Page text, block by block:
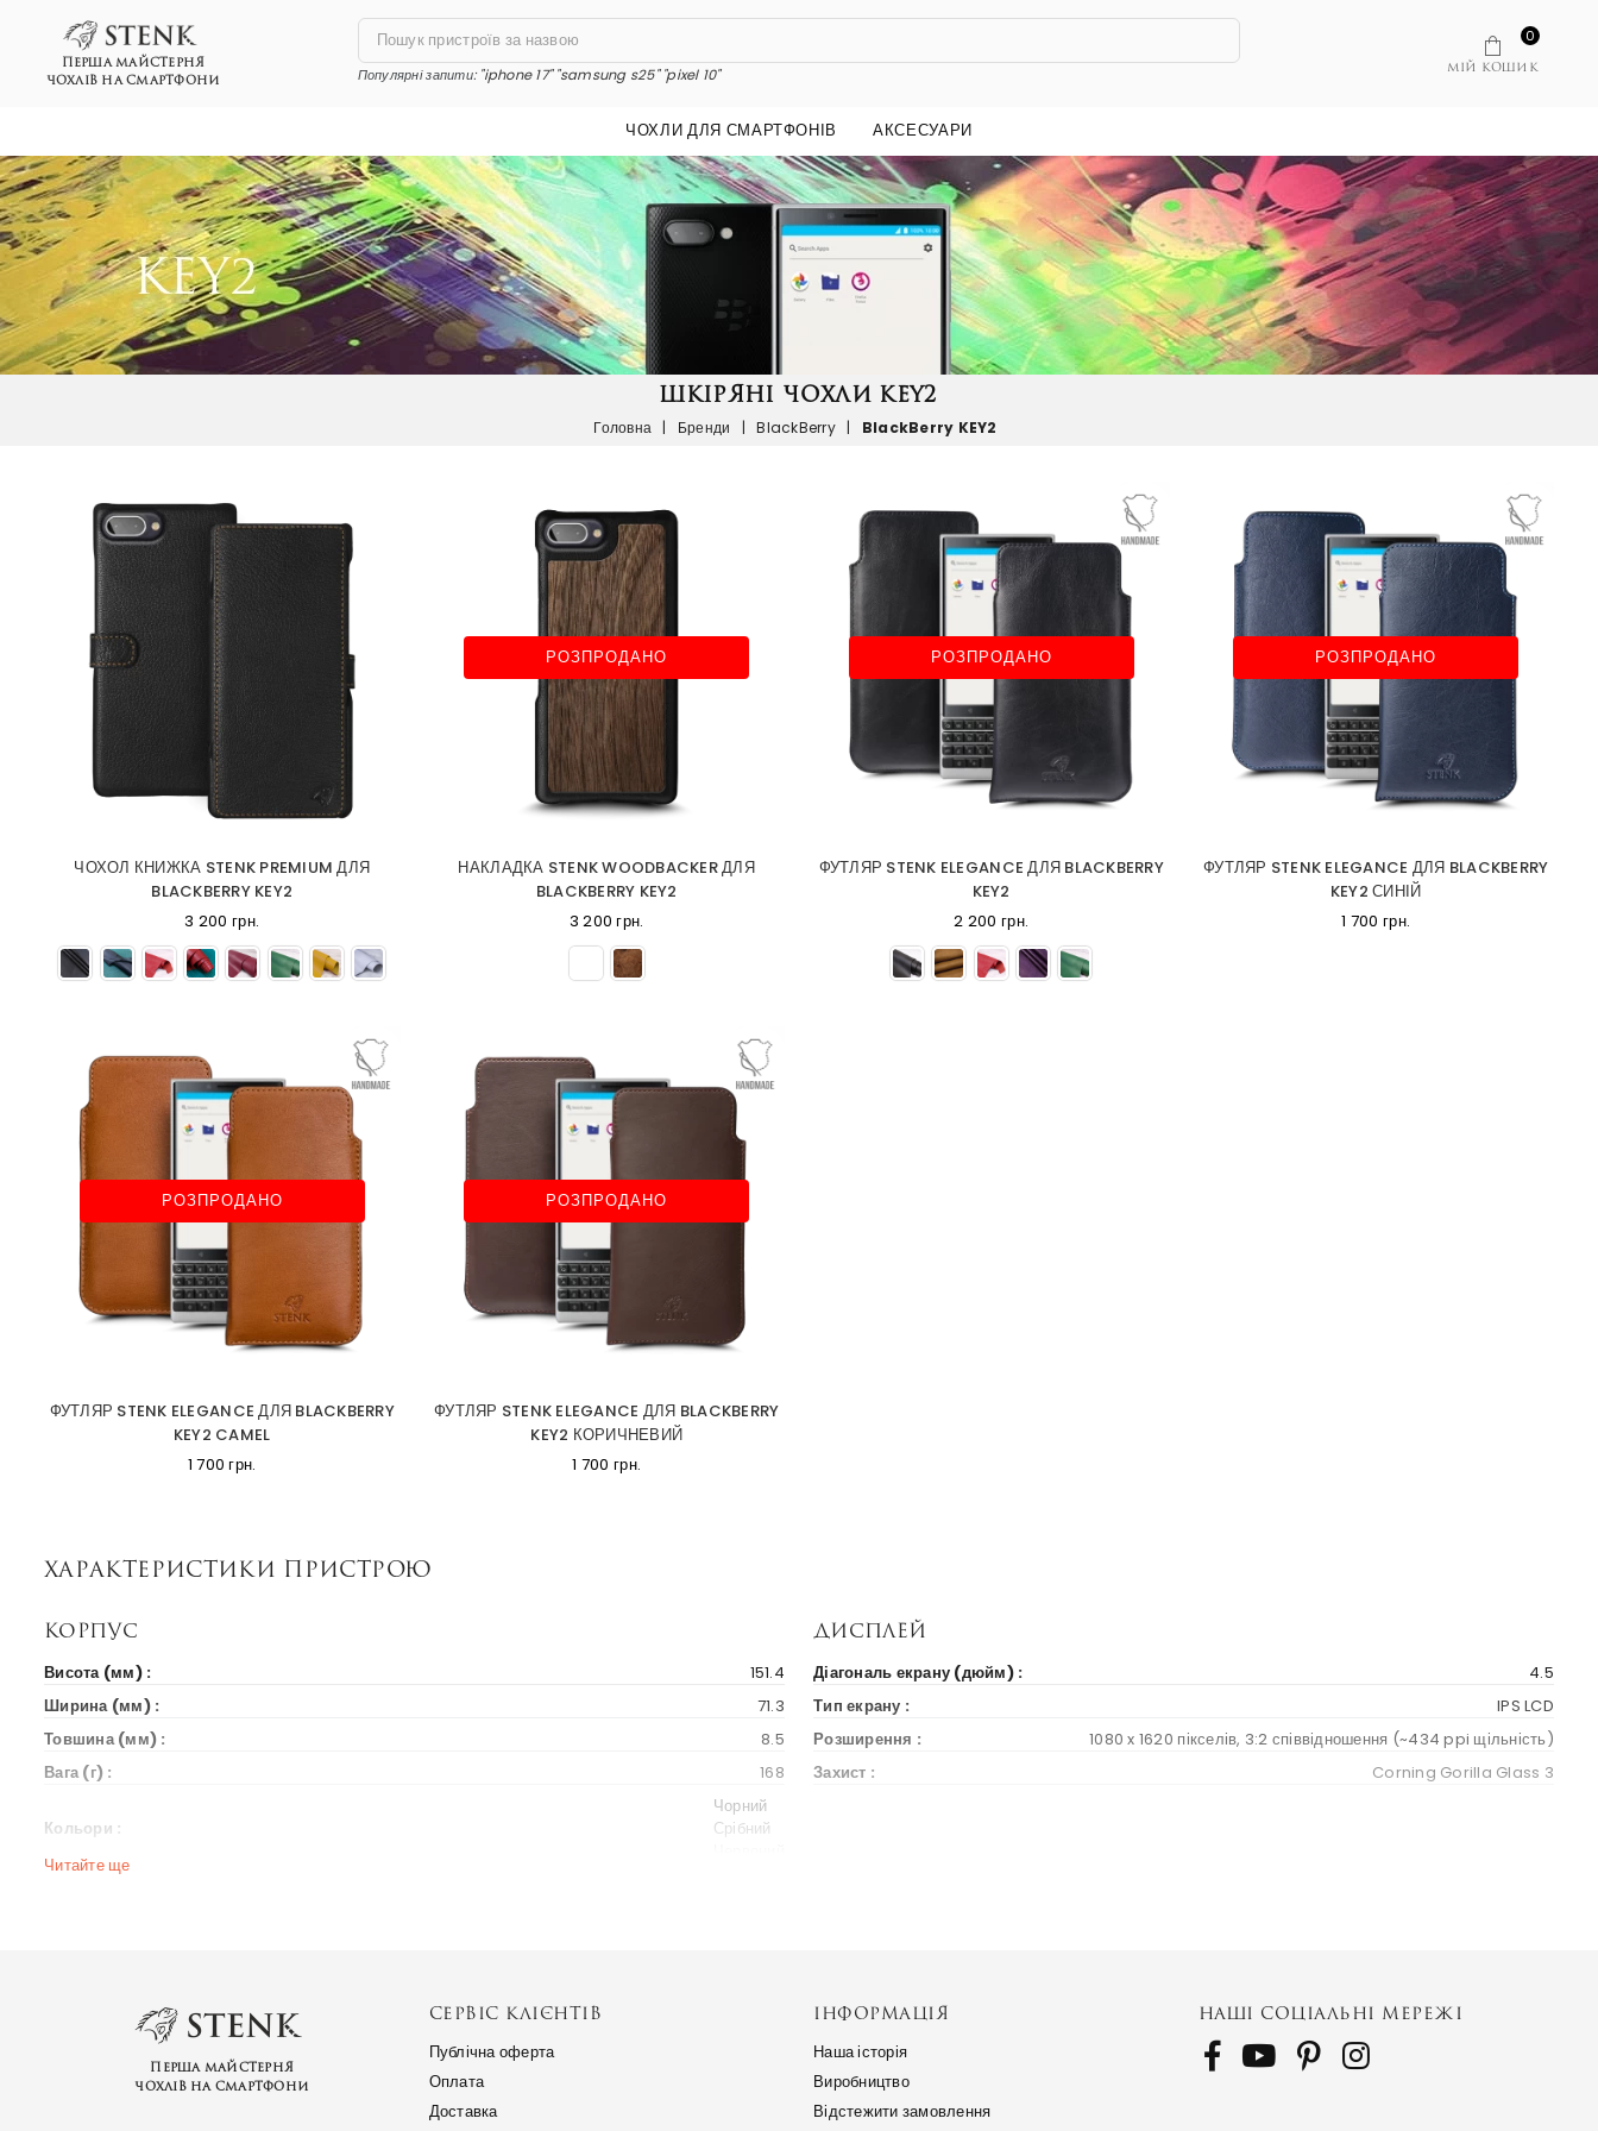
ПЕРША МАЙСТЕРНЯ
ЧОХЛІВ НА СМАРТФОНИ
Популярні запити:"iphone 17" "samsung s25" "pixel 10" МІЙ КОШИК
0
ЧОХЛИ ДЛЯ СМАРТФОНІВ АКСЕСУАРИ
ШКІРЯНІ ЧОХЛИ KEY2
Головна | Бренди | BlackBerry | BlackBerry KEY2
ЧОХОЛ КНИЖКА STENK PREMIUM ДЛЯ
BLACKBERRY KEY2
3 200 грн.
РОЗПРОДАНО
НАКЛАДКА STENK WOODBACKER ДЛЯ
BLACKBERRY KEY2
3 200 грн.
РОЗПРОДАНО
ФУТЛЯР STENK ELEGANCE ДЛЯ BLACKBERRY
KEY2
2 200 грн.
РОЗПРОДАНО
ФУТЛЯР STENK ELEGANCE ДЛЯ BLACKBERRY
KEY2 СИНІЙ
1 700 грн.
РОЗПРОДАНО
ФУТЛЯР STENK ELEGANCE ДЛЯ BLACKBERRY
KEY2 CAMEL
1 700 грн.
РОЗПРОДАНО
ФУТЛЯР STENK ELEGANCE ДЛЯ BLACKBERRY
KEY2 КОРИЧНЕВИЙ
1 700 грн.
Характеристики пристрою
Корпус
Висота (мм) :
151.4
Ширина (мм) :
71.3
Товшина (мм) :
8.5
Вага (г) :
168
Кольори :
Чорний
Срібний
Дисплей
Діагональ екрану (дюйм) :
4.5
Тип екрану :
IPS LCD
Розширення :
1080 x 1620 пікселів, 3:2 співвідношення (~434 ppi щільність)
Захист :
Corning Gorilla Glass 3
Ринки країн :
Альтернативні назви :
Африка
Читайте ще
Перша майстерня
чохлів на смартфони
СЕРВІС КЛІЄНТІВ
Публічна оферта
Оплата
Доставка
ІНФОРМАЦІЯ
Наша історія
Виробництво
Відстежити замовлення
НАШІ СОЦІАЛЬНІ МЕРЕЖІ